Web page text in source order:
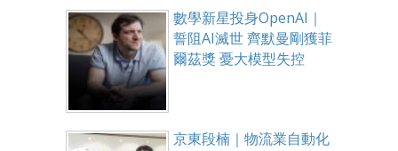
數學新星投身OpenAI｜
誓阻AI滅世 齊默曼剛獲菲
爾茲獎 憂大模型失控
京東段楠｜物流業自動化